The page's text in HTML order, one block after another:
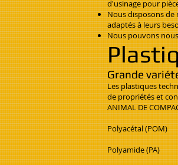
d'usinage pour
Nous disposons de
adaptés à leurs
Nous pouvons
Grande
Les plastiques
de propriétés et
ANIMAL DE
Polyacétal (POM)
Polyamide (PA)